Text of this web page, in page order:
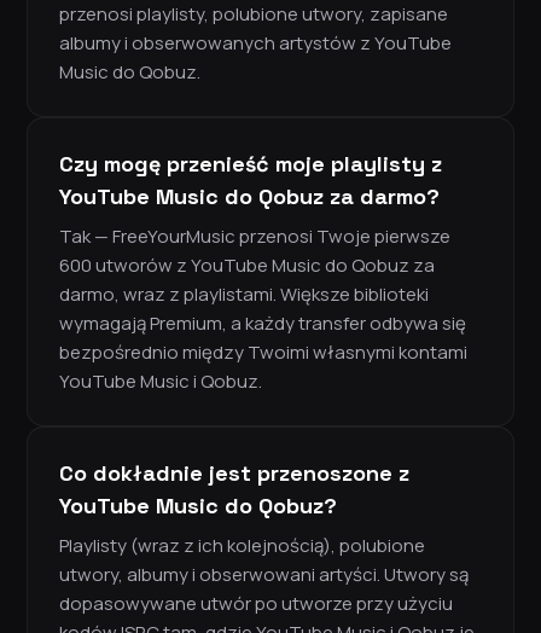
przenosi playlisty, polubione utwory, zapisane
albumy i obserwowanych artystów z YouTube
Music do Qobuz.
Czy mogę przenieść moje playlisty z
YouTube Music do Qobuz za darmo?
Tak — FreeYourMusic przenosi Twoje pierwsze
600 utworów z YouTube Music do Qobuz za
darmo, wraz z playlistami. Większe biblioteki
wymagają Premium, a każdy transfer odbywa się
bezpośrednio między Twoimi własnymi kontami
YouTube Music i Qobuz.
Co dokładnie jest przenoszone z
YouTube Music do Qobuz?
Playlisty (wraz z ich kolejnością), polubione
utwory, albumy i obserwowani artyści. Utwory są
dopasowywane utwór po utworze przy użyciu